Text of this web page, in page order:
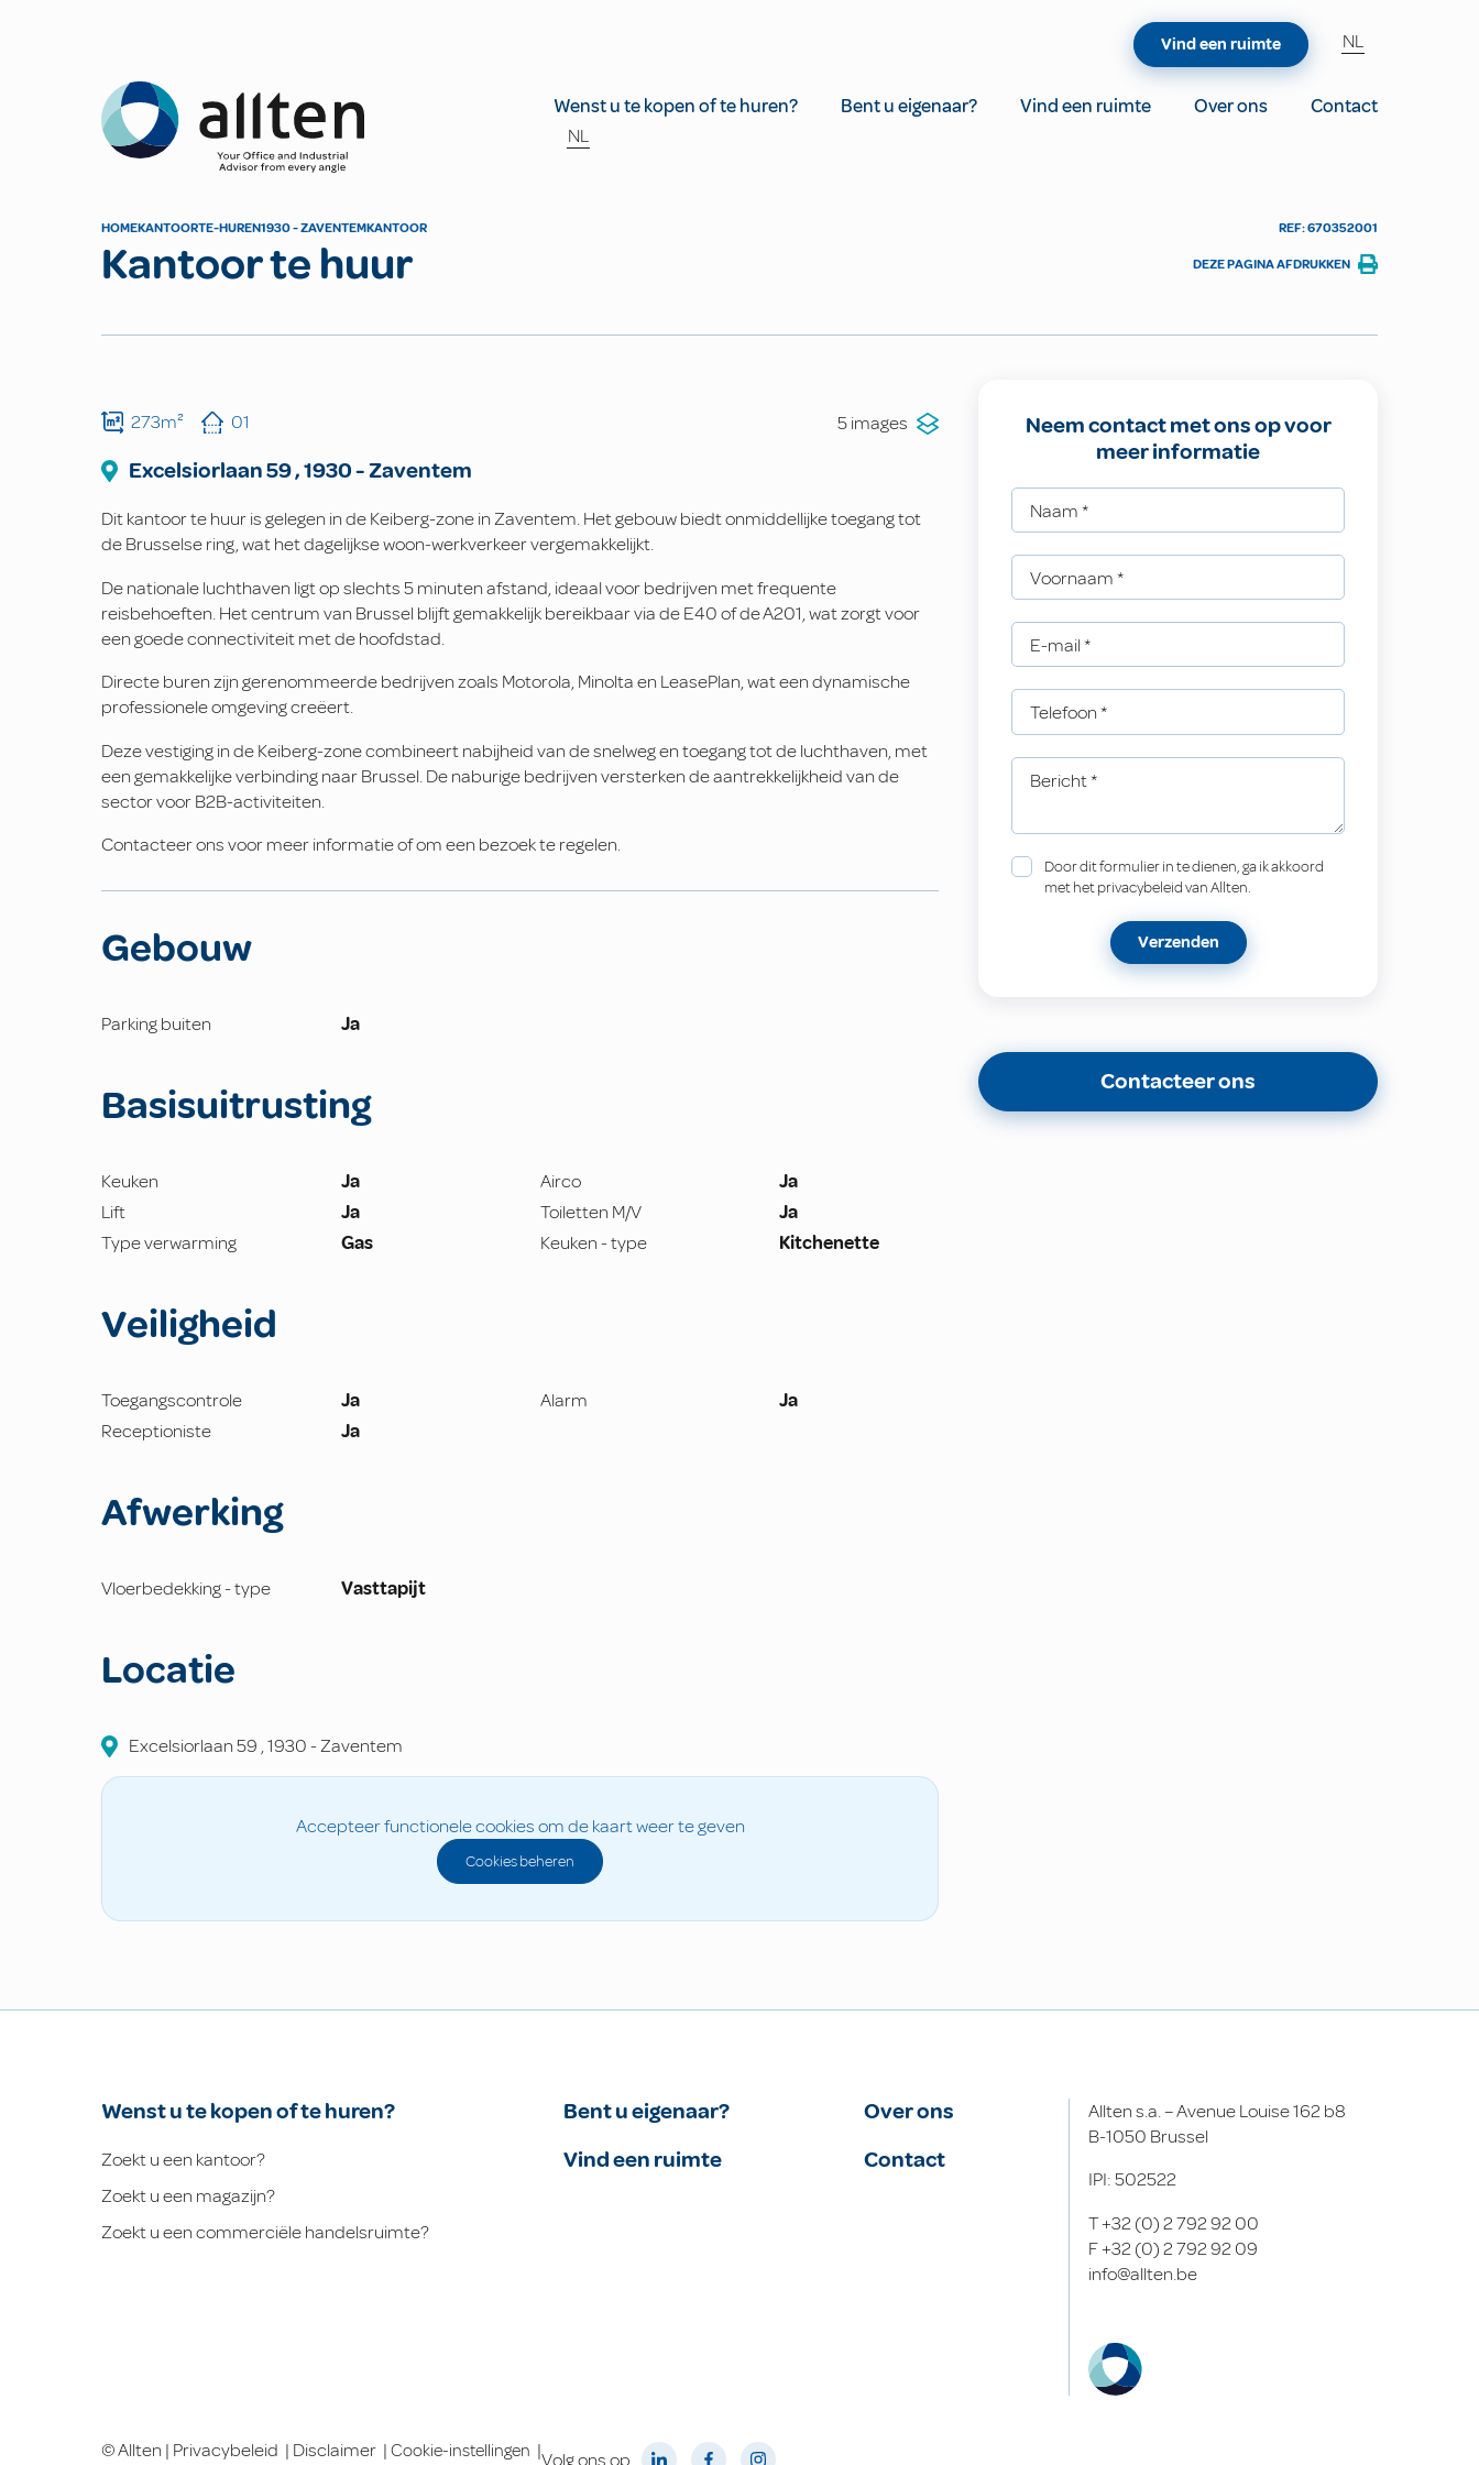
Allten
Wenst u te kopen of te huren? Bent u eigenaar? Vind een ruimte Over ons
Contact
NL
Vind een ruimte NL
HOMEKANTOORTE-HUREN1930 - ZAVENTEMKANTOOR
Kantoor te huur
REF: 670352001
DEZE PAGINA AFDRUKKEN
273m² 01 5 images
Excelsiorlaan59,1930-Zaventem
Dit kantoor te huur is gelegen in de Keiberg-zone in Zaventem. Het gebouw biedt onmiddellijke toegang tot
de Brusselse ring, wat het dagelijkse woon-werkverkeer vergemakkelijkt.
De nationale luchthaven ligt op slechts 5 minuten afstand, ideaal voor bedrijven met frequente
reisbehoeften. Het centrum van Brussel blijft gemakkelijk bereikbaar via de E40 of de A201, wat zorgt voor
een goede connectiviteit met de hoofdstad.
Directe buren zijn gerenommeerde bedrijven zoals Motorola, Minolta en LeasePlan, wat een dynamische
professionele omgeving creëert.
Deze vestiging in de Keiberg-zone combineert nabijheid van de snelweg en toegang tot de luchthaven, met
een gemakkelijke verbinding naar Brussel. De naburige bedrijven versterken de aantrekkelijkheid van de
sector voor B2B-activiteiten.
Contacteer ons voor meer informatie of om een bezoek te regelen.
Gebouw
Parking buiten Ja
Basisuitrusting
Keuken Ja Airco
Ja
Lift
Ja Toiletten M/V
Ja
Type verwarming
Gas Keuken - type Kitchenette
Veiligheid
Toegangscontrole Ja Alarm
Ja
Receptioniste
Ja
Afwerking
Vloerbedekking - type Vasttapijt
Locatie
Excelsiorlaan59 ,1930-Zaventem
Accepteer functionele cookies om de kaart weer te geven
Cookies beheren
Neem contact met ons op voor
meer informatie
Naam *
Voornaam *
E-mail *
Telefoon *
Bericht*
Door dit formulier in te dienen, ga ik akkoord
met het privacybeleid van Allten.
Verzenden
Contacteer ons
Wenst u te kopen of te huren?
Zoekt u een kantoor?
Zoekt u een magazijn?
Zoekt u een commerciële handelsruimte?
Bent u eigenaar?
Vind een ruimte
Over ons
Contact
Allten s.a. – Avenue Louise 162 b8
B-1050 Brussel
IPI: 502522
T+32 (0) 2 792 92 00
F+32 (0) 2 792 92 09
info@allten.be
© Allten | Privacybeleid | Disclaimer | Cookie-instellingen |Volg ons op